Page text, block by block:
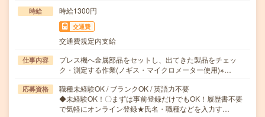
時給 時給1300円
交通費
交通費規定内支給
仕事内容
プレス機へ金属部品をセットし、出てきた製品をチェッ
ク・測定する作業(ノギス・マイクロメーター使用)※…
応募資格
職種未経験OK / ブランクOK / 英語力不要
◆未経験OK！〇まずは事前登録だけでもOK！履歴書不要
で気軽にオンライン登録★氏名・職種などを入力す…